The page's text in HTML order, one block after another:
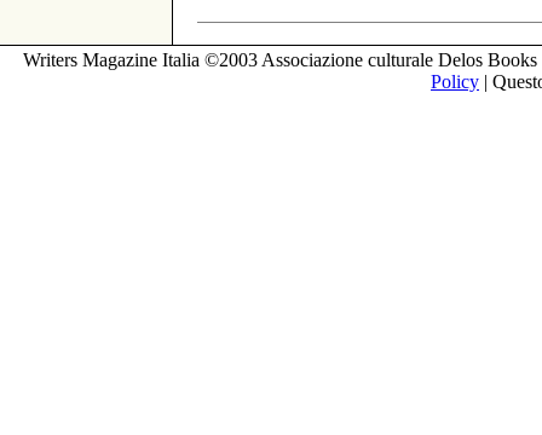
Writers Magazine Italia ©2003 Associazione culturale Delos
Policy |